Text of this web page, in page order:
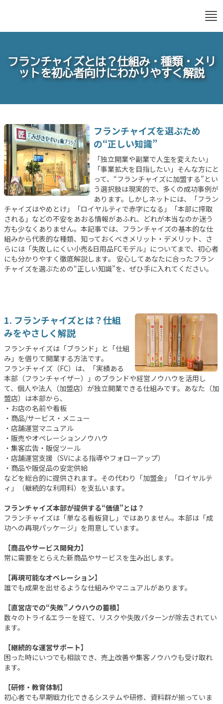
content
フランチャイズとは？仕組み・種類・メリ
ットを初心者向けにわかりやすく解説
フランチャイズを選ぶため
の“正しい知識”
「独立開業や副業で人生を変えたい」
「事業拡大を目指したい」そんな方にと
って、“フランチャイズに加盟する”とい
う選択肢は現実的で、多くの成功事例が
あります。しかしネットには、「フラン
チャイズはやめとけ」「ロイヤルティで赤字になる」「本部に搾取
される」などの不安をあおる情報があふれ、どれが本当なのか迷う
方も少なくありません。本記事では、フランチャイズの基本的な仕
組みから代表的な種類、知っておくべきメリット・デメリット、さ
らには「失敗しにくい小売&日用品FCモデル」についてまで、初心者
にも分かりやすく徹底解説します。 安心してあなたに合ったフラン
チャイズを選ぶための“正しい知識”を、ぜひ手に入れてください。
1. フランチャイズとは？仕組
みをやさしく解説
フランチャイズは「ブランド」と「仕組
み」を借りて開業する方法です。
フランチャイズ（FC）は、「実績ある
本部（フランチャイザー）」のブランドや経営ノウハウを活用し
て、個人や法人（加盟店）が独立開業できる仕組みです。あなた（加
盟店）は本部から、
・お店の名前や看板
・商品/サービス・メニュー
・店舗運営マニュアル
・販売やオペレーションノウハウ
・集客広告・販促ツール
・店舗運営支援（SVによる指導やフォローアップ）
・商品や販促品の安定供給
などを総合的に提供されます。その代わり「加盟金」「ロイヤルテ
ィ」（継続的な利用料）を支払います。
フランチャイズ本部が提供する“価値”とは？
フランチャイズは「単なる看板貸し」ではありません。本部は「成
功への再現パッケージ」を用意しています。
【商品やサービス開発力】
常に需要をとらえた新商品やサービスを生み出します。
【再現可能なオペレーション】
誰でも成果を出せるような仕組みやマニュアルがあります。
【直営店での“失敗”ノウハウの蓄積】
数々のトライ&エラーを経て、リスクや失敗パターンが除去されてい
ます。
【継続的な運営サポート】
困った時にいつでも相談でき、売上改善や集客ノウハウも受け取れ
ます。
【研修・教育体制】
初心者でも早期戦力化できるシステムや研修、資料群が揃っていま